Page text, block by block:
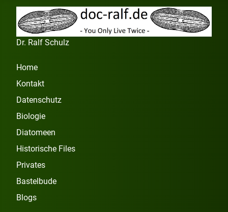
Dr. Ralf Schulz
Home
Kontakt
Datenschutz
Biologie
Diatomeen
Historische Files
Privates
Bastelbude
Blogs